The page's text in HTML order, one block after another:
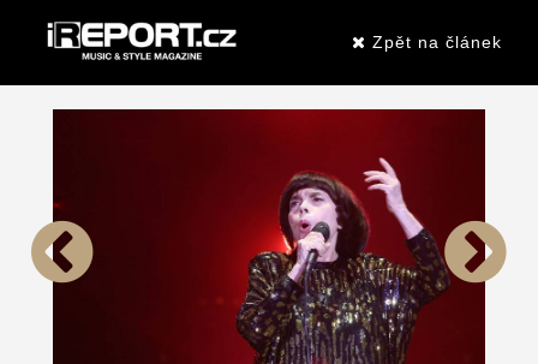
Zpět na článek